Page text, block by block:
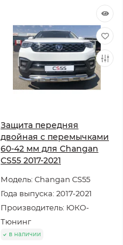
Защита передняя
двойная с перемычками
60-42 мм для Changan
CS55 2017-2021
Модель: Changan CS55
Года выпуска: 2017-2021
Производитель: ЮКО-
Тюнинг
в наличии